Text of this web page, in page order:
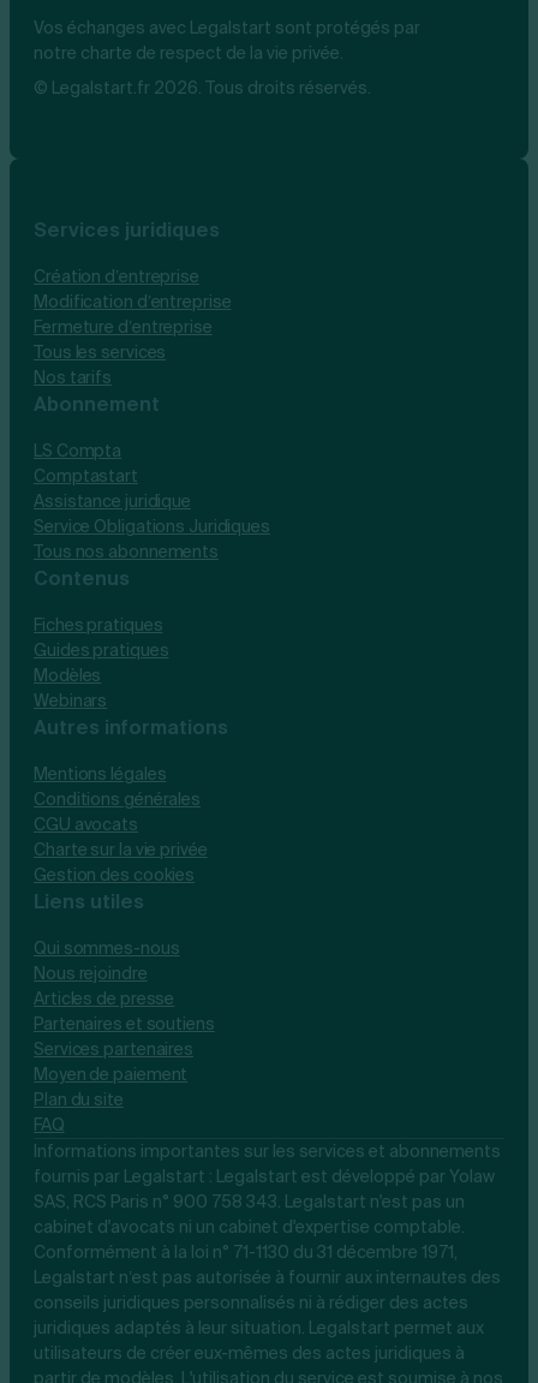
Vos échanges avec Legalstart sont protégés par
notre charte de respect de la vie privée.
© Legalstart.fr 2026. Tous droits réservés.
Services juridiques
Création d’entreprise
Modification d’entreprise
Fermeture d’entreprise
Tous les services
Nos tarifs
Abonnement
LS Compta
Comptastart
Assistance juridique
Service Obligations Juridiques
Tous nos abonnements
Contenus
Fiches pratiques
Guides pratiques
Modèles
Webinars
Autres informations
Mentions légales
Conditions générales
CGU avocats
Charte sur la vie privée
Gestion des cookies
Liens utiles
Qui sommes-nous
Nous rejoindre
Articles de presse
Partenaires et soutiens
Services partenaires
Moyen de paiement
Plan du site
FAQ
Informations importantes sur les services et abonnements
fournis par Legalstart : Legalstart est développé par Yolaw
SAS, RCS Paris n° 900 758 343. Legalstart n'est pas un
cabinet d'avocats ni un cabinet d'expertise comptable.
Conformément à la loi n° 71-1130 du 31 décembre 1971,
Legalstart n’est pas autorisée à fournir aux internautes des
conseils juridiques personnalisés ni à rédiger des actes
juridiques adaptés à leur situation. Legalstart permet aux
utilisateurs de créer eux-mêmes des actes juridiques à
partir de modèles. L'utilisation du service est soumise à nos